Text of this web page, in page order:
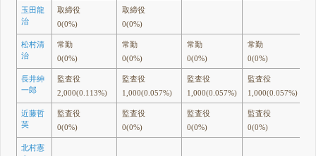
玉田龍
治
取締役
0(0%)
取締役
0(0%)
松村清
治
常勤
0(0%)
常勤
0(0%)
常勤
0(0%)
常勤
0(0%)
長井紳
一郎
監査役
2,000(0.113%)
監査役
1,000(0.057%)
監査役
1,000(0.057%)
監査役
1,000(0.057%)
近藤哲
英
監査役
0(0%)
監査役
0(0%)
監査役
0(0%)
監査役
0(0%)
北村憲